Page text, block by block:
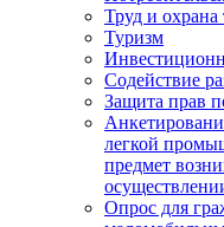
Труд и охрана
Туризм
Содействие
Защита прав
легкой
предмет
Опрос для